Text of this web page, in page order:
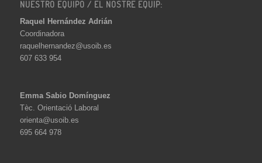
NUESTRO EQUIPO / EL NOSTRE EQUIP:
Raquel Hernández Adrián
Coordinadora
raquelhernandez@usoib.es
607 633 954
Emma Sabio Domínguez
Tèc. Orientació Laboral
orienta@usoib.es
695 664 978